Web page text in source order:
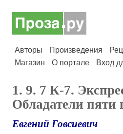
Авторы Произведения
Магазин
О портале Вход
1. 9. 7 К-7.
Обладатели пяти
Евгений Говсиевич